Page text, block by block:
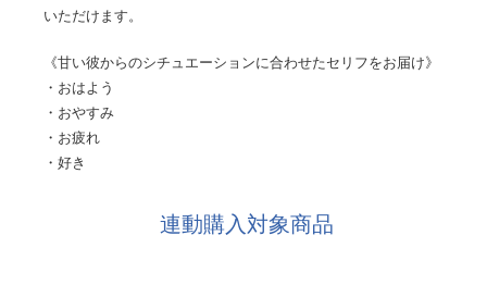
いただけます。
《甘い彼からのシチュエーションに合わせたセリフをお届け》
・おはよう
・おやすみ
・お疲れ
・好き
連動購入対象商品